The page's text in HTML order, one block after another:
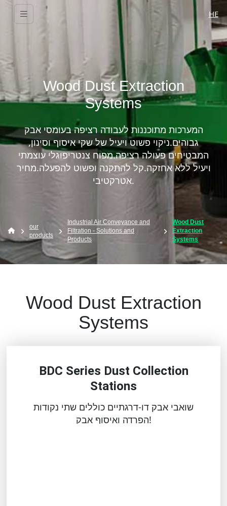
HE
Wood Dust Extraction
Systems
המערכות מתוכננות לעבודה רציפה בעומסי אבק
גבוהים.ניקוי פשוט ויעיל של שקי איסוף וסינון,
המבטיחים פעולה רציפה.מפוח צנטריפוגלי עוצמתי
ויעיל ללא אחזקה.קל להתקנה ופשוט להפעלה.מחיר
אטרקטיבי.
our
products
Industrial Air Conveyance and
Filtration - Solutions and
Products
Wood Dust
Extraction
Systems
Wood Dust Extraction
Systems
BDC Series Dust Collection
Stations
שואבי אבק דו-דרגתיים כוללים שתי נקודות
הפרדה ואיסוף אבק!